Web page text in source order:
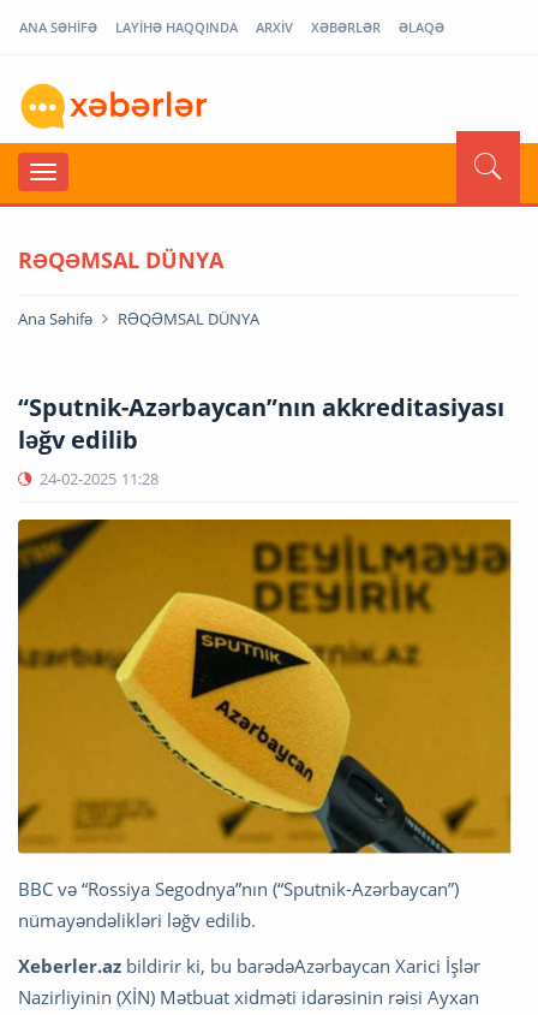
ANA SƏHİFƏ LAYİHƏ HAQQINDA ARXİV XƏBƏRLƏR ƏLAQƏ
RƏQƏMSAL DÜNYA
Ana Səhifə RƏQƏMSAL DÜNYA
“Sputnik-Azərbaycan”nın akkreditasiyası
ləğv edilib
24-02-2025 11:28
BBC və “Rossiya Segodnya”nın (“Sputnik-Azərbaycan”)
nümayəndəlikləri ləğv edilib.
Xeberler.az bildirir ki, bu barədəAzərbaycan Xarici İşlər
Nazirliyinin (XİN) Mətbuat xidməti idarəsinin rəisi Ayxan